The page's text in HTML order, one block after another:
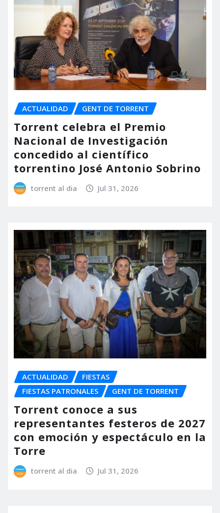
ACTUALIDAD GENT DE TORRENT
Torrent celebra el Premio
Nacional de Investigación
concedido al científico
torrentino José Antonio Sobrino
torrent al dia Jul 31, 2026
ACTUALIDAD
FIESTAS
FIESTAS PATRONALES
GENT DE TORRENT
Torrent conoce a sus
representantes festeros de 2027
con emoción y espectáculo en la
Torre
torrent al dia Jul 31, 2026